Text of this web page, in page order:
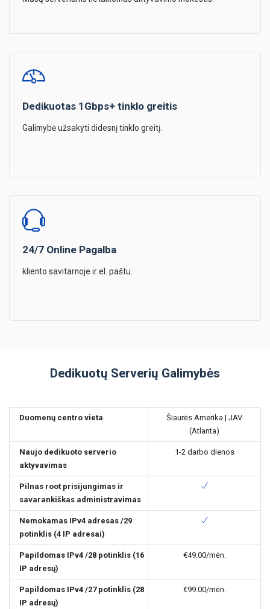
Dedikuotas 1Gbps+ tinklo greitis
Galimybė užsakyti didesnį tinklo greitį.
24/7 Online Pagalba
kliento savitarnoje ir el. paštu.
Dedikuotų Serverių Galimybės
Duomenų centro vieta
Šiaurės Amerika | JAV
(Atlanta)
Naujo dedikuoto serverio
aktyvavimas
1-2 darbo dienos
Pilnas root prisijungimas ir
savarankiškas administravimas
Nemokamas IPv4 adresas /29
potinklis (4 IP adresai)
Papildomas IPv4 /28 potinklis (16
IP adresų)
€49.00/mėn.
Papildomas IPv4 /27 potinklis (28
IP adresų)
€99.00/mėn.